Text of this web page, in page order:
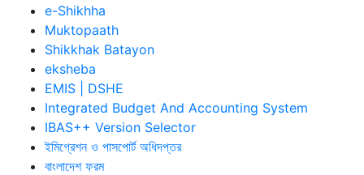
e-Shikhha
Muktopaath
Shikkhak Batayon
eksheba
EMIS | DSHE
Integrated Budget And Accounting System
IBAS++ Version Selector
ইমিগ্রেশন ও পাসপোর্ট অধিদপ্তর
বাংলাদেশ ফরম